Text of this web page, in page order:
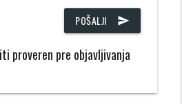
POŠALJI send
proveren pre objavljivanja